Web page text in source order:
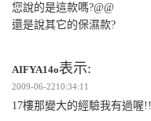
您說的是這款嗎?@@
還是說其它的保濕款?
AIFYA14o表示:
2009-06-2210:34:11
17樓那變大的經驗我有過喔!!